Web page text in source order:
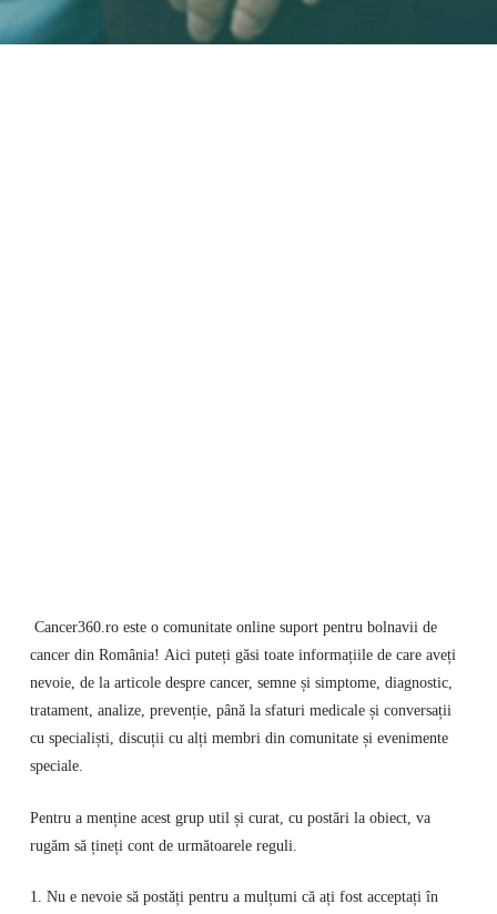
Cancer360.ro este o comunitate online suport pentru bolnavii de
cancer din România! Aici puteți găsi toate informațiile de care aveți
nevoie, de la articole despre cancer, semne și simptome, diagnostic,
tratament, analize, prevenție, până la sfaturi medicale și conversații
cu specialiști, discuții cu alți membri din comunitate și evenimente
speciale.
Pentru a menține acest grup util și curat, cu postări la obiect, va
rugăm să țineți cont de următoarele reguli.
1. Nu e nevoie să postăți pentru a mulțumi că ați fost acceptați în